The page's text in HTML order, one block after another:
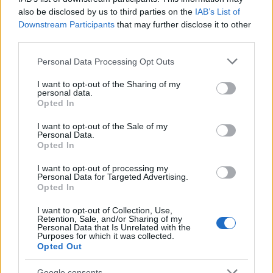
also be disclosed by us to third parties on the IAB’s List of
Downstream Participants that may further disclose it to other
Please note that this website/app uses one or more Google
not limited to your visit or usage behaviour. You may click to
grant or deny consent to Google and its third-party tags to
use your data for below specified purposes in below Google
consent section.
Personal Data Processing Opt Outs
I want to opt-out of the Sharing of my
personal data.
Opted In
I want to opt-out of the Sale of my
Personal Data.
Opted In
I want to opt-out of processing my
Personal Data for Targeted Advertising.
Opted In
I want to opt-out of Collection, Use,
Retention, Sale, and/or Sharing of my
Personal Data that Is Unrelated with the
Purposes for which it was collected.
Opted Out
Η επίθεση ξεκίνησε με την αποστολή ενός επίγειου
καταστρέφοντας το σημείο άμυνας. Στη συνέχεια,
ένα δεύτερορομπότ πλησίασε τα ερείπια. Οι Ρώσοι
στρατιώτες που επέζησαν, μπροστά στο ενδεχόμενο
Ολόκληρη η διαδικασία της παράδοσης και της
μεταφοράς των αιχμαλώτων στις ουκρανικές
γραμμές έγινε χωρίς ανθρώπινη παρουσία στο πεδίο,
εξ αποστάσεως, υπό την επίβλεψη εναέριων drones
που περιγράφονται από την ίδια τη μονάδα ως
«πουλιά» και διατηρούσαν πλήρη έλεγχο της
κατάστασης.
Αυτό που καθιστά την επιχείρηση τόσο σημαντική δεν